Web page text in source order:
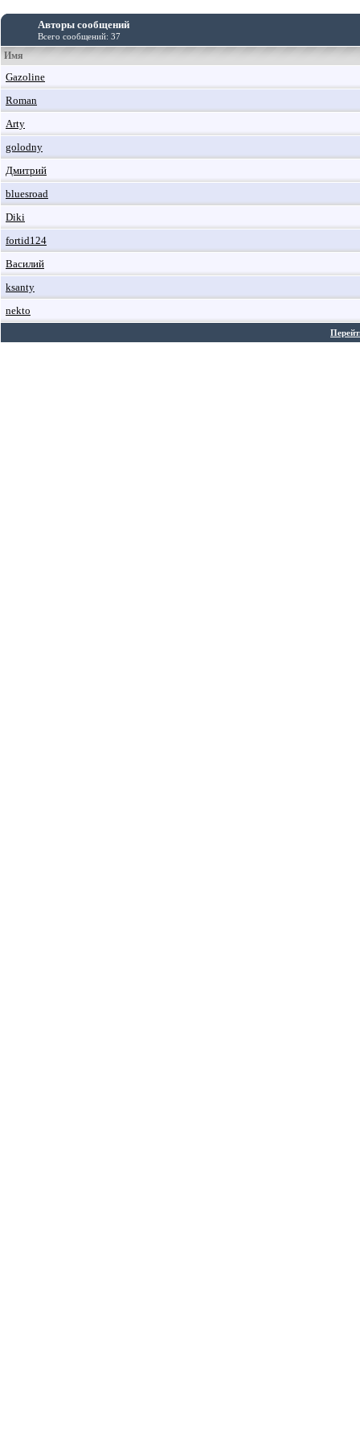
Авторы сообщений
Всего сообщений: 37
Имя
Gazoline
Roman
Arty
golodny
Дмитрий
bluesroad
Diki
fortid124
Василий
ksanty
nekto